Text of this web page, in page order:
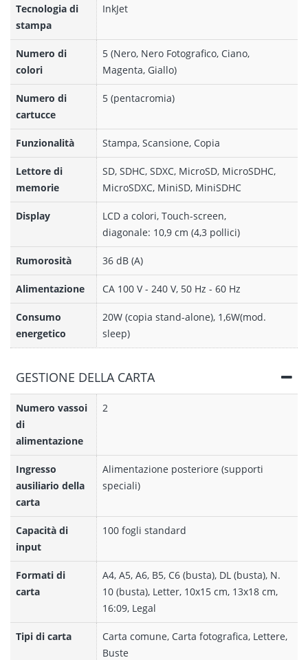
Tecnologia di
stampa
InkJet
Numero di
colori
5 (Nero, Nero Fotografico, Ciano,
Magenta, Giallo)
Numero di
cartucce
5 (pentacromia)
Funzionalità Stampa, Scansione, Copia
Lettore di
memorie
SD, SDHC, SDXC, MicroSD, MicroSDHC,
MicroSDXC, MiniSD, MiniSDHC
Display
LCD a colori, Touch-screen,
diagonale: 10,9 cm (4,3 pollici)
Rumorosità 36 dB (A)
Alimentazione CA 100 V - 240 V, 50 Hz - 60 Hz
Consumo
energetico
20W (copia stand-alone), 1,6W(mod.
sleep)
GESTIONE DELLA CARTA
Numero vassoi
di
alimentazione
2
Ingresso
ausiliario della
carta
Alimentazione posteriore (supporti
speciali)
Capacità di
input
100 fogli standard
Formati di
carta
A4, A5, A6, B5, C6 (busta), DL (busta), N.
10 (busta), Letter, 10x15 cm, 13x18 cm,
16:09, Legal
Tipi di carta
Carta comune, Carta fotografica, Lettere,
Buste